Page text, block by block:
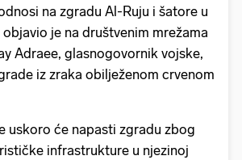
na zgradu Al-Ruju i šatore u
je na društvenim mrežama
Adraee, glasnogovornik vojske,
iz zraka obilježenom crvenom
uskoro će napasti zgradu zbog
infrastrukture u njezinoj